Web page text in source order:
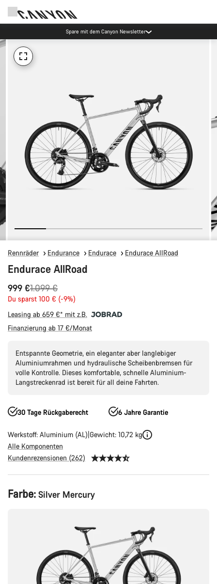
Spare mit dem Canyon Newsletter
Rennräder Endurance Endurace Endurace AllRoad
Endurace AllRoad
999 €
Ursprungspreis
1.099 €
Du sparst 100 € (-9%)
Leasing ab 659 €* mit z.B.
Finanzierung ab 17 €/Monat
Entspannte Geometrie, ein eleganter aber langlebiger
Aluminiumrahmen und hydraulische Scheibenbremsen für
volle Kontrolle. Dieses komfortable, schnelle Aluminium-
Langstreckenrad ist bereit für all deine Fahrten.
30 Tage Rückgaberecht 6 Jahre Garantie
Werkstoff: Aluminium (AL) Gewicht: 10,72 kg
Alle Komponenten
Kundenrezensionen (262)
Produktkonfiguration
Farbe: Silver Mercury